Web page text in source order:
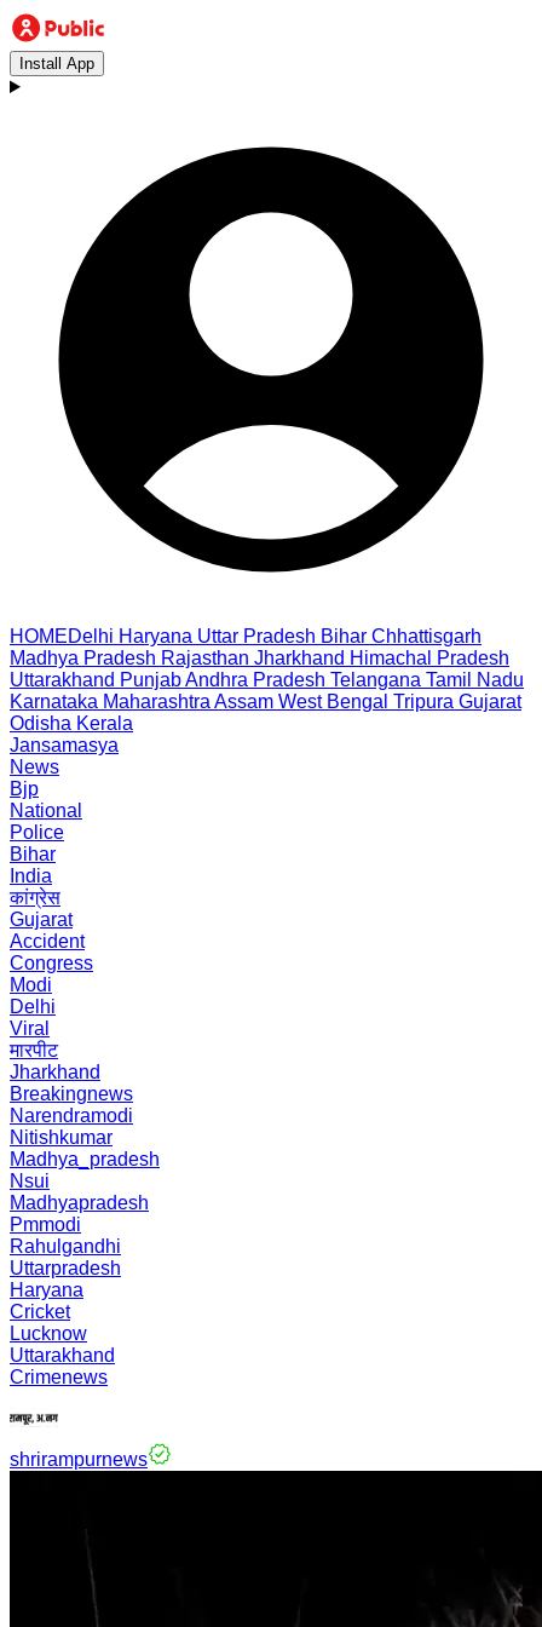
Install App
HOMEDelhi Haryana Uttar Pradesh Bihar Chhattisgarh
Madhya Pradesh Rajasthan Jharkhand Himachal Pradesh
Uttarakhand PunjabAndhra Pradesh Telangana Tamil Nadu
Karnataka Maharashtra Assam West Bengal Tripura Gujarat
Odisha Kerala
Jansamasya
News
Bjp
National
Police
Bihar
India
कांग्रेस
Gujarat
Accident
Congress
Modi
Delhi
Viral
मारपीट
Jharkhand
Breakingnews
Narendramodi
Nitishkumar
Madhya_pradesh
Nsui
Madhyapradesh
Pmmodi
Rahulgandhi
Uttarpradesh
Haryana
Cricket
Lucknow
Uttarakhand
Crimenews
shrirampurnews